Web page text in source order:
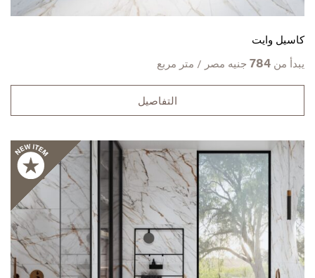
كاسيل وايت
يبدأ من 784 جنيه مصر / متر مربع
التفاصيل